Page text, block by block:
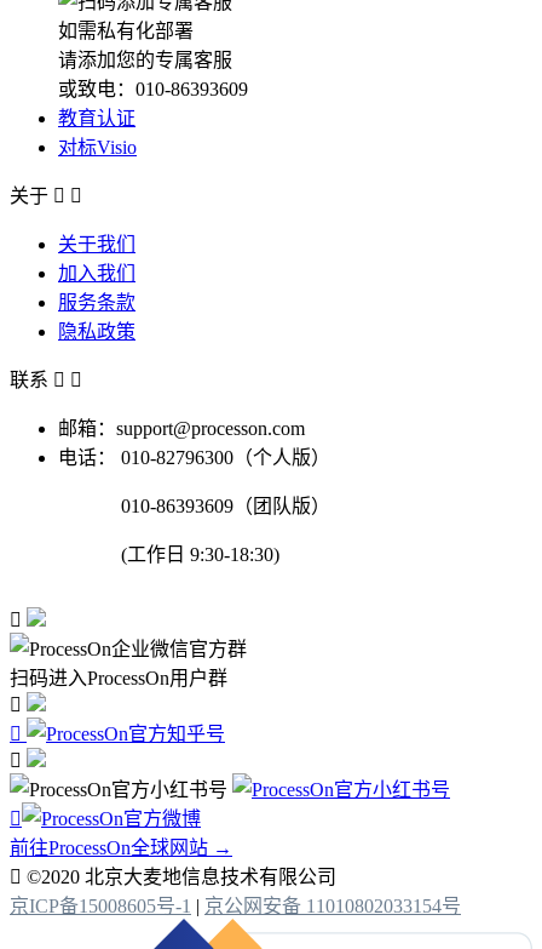
如需私有化部署
请添加您的专属客服
或致电：010-86393609
教育认证
对标Visio
关于  
关于我们
加入我们
服务条款
隐私政策
联系  
邮箱：support@processon.com
电话：
010-82796300（个人版）
010-86393609（团队版）
(工作日 9:30-18:30)

扫码进入ProcessOn用户群




前往ProcessOn全球网站 →
 ©2020 北京大麦地信息技术有限公司
京ICP备15008605号-1 | 京公网安备 11010802033154号